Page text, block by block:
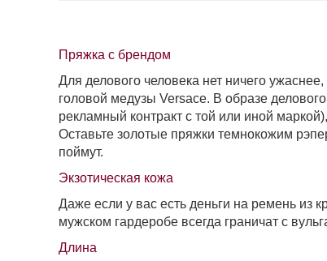
Пряжка с брендом
Для делового человека нет ничего
головой медузы Versace. В образе
рекламный контракт с той или иной
Оставьте золотые пряжки темнокожим
поймут.
Экзотическая кожа
Даже если у вас есть деньги на ремень из
мужском гардеробе всегда граничат с
Длина